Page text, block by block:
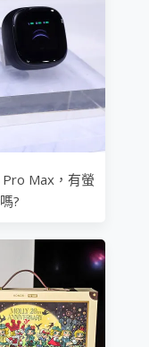
Max，有螢
?